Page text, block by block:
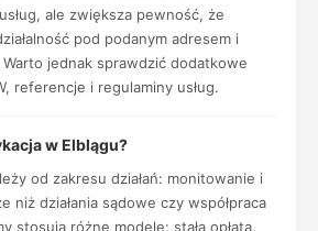
ale zwiększa pewność, że
pod podanym adresem i
jednak sprawdzić dodatkowe
referencje i regulaminy usług.
w Elblągu?
od zakresu działań: monitowanie i
niż działania sądowe czy współpraca
stosują różne modele: stała opłata,